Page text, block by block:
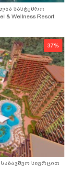
სასტუმრო
& Wellness Resort
37%
სივრცით